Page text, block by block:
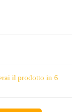
il prodotto in 6